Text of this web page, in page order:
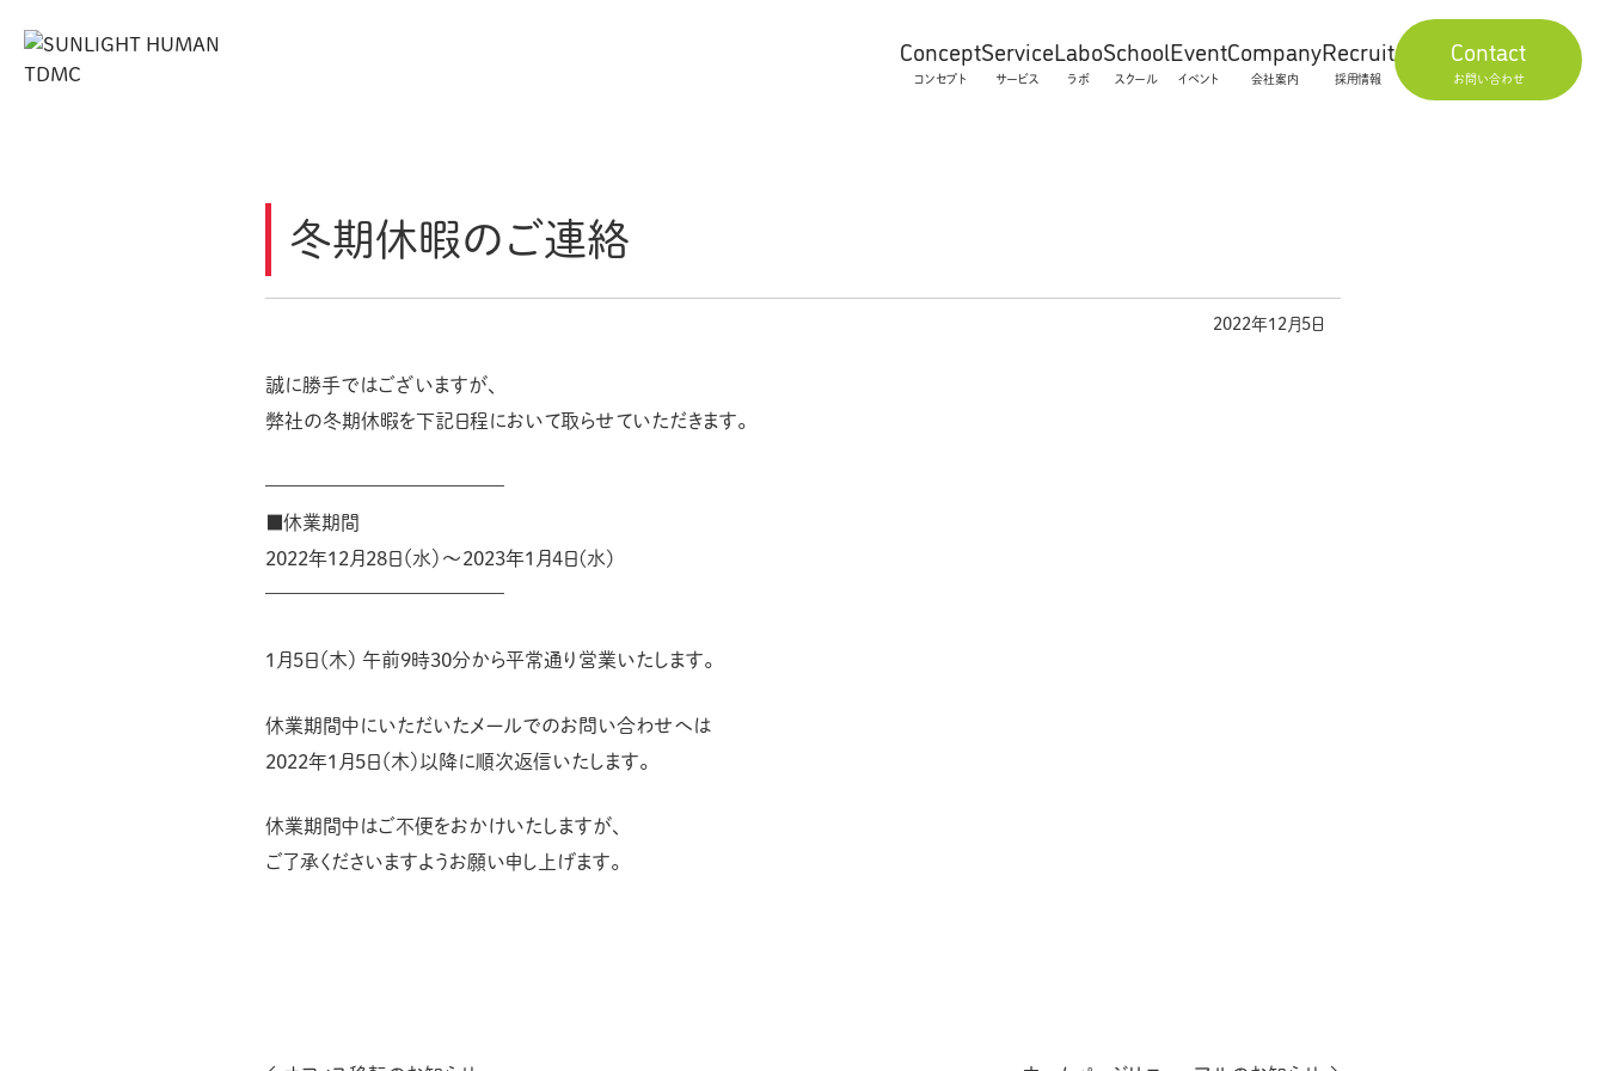
Concept
コンセプト
Service
サービス
Labo
ラボ
School
スクール
Event
イベント
Company
会社案内
Recruit
採用情報
Contact
お問い合わせ
冬期休暇のご連絡
2022年12月5日
誠に勝手ではございますが、
弊社の冬期休暇を下記日程において取らせていただきます。
————————————–
■休業期間
2022年12月28日（水）～2023年1月4日(水)
————————————–
1月5日（木） 午前9時30分から平常通り営業いたします。
休業期間中にいただいたメールでのお問い合わせへは
2022年1月5日（木）以降に順次返信いたします。
休業期間中はご不便をおかけいたしますが、
ご了承くださいますようお願い申し上げます。